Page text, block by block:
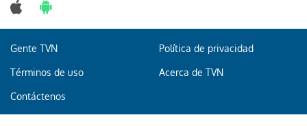
Gente TVN Política de privacidad
Términos de uso Acerca de TVN
Contáctenos